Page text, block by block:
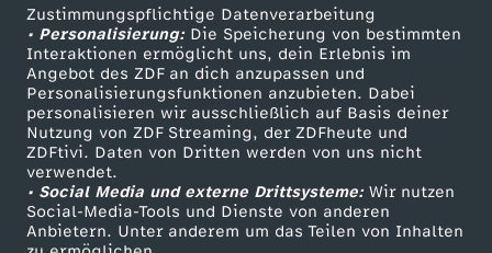
Zustimmungspflichtige Datenverarbeitung
• Personalisierung:Die Speicherung von bestimmten
Interaktionen ermöglicht uns, dein Erlebnis im
Angebot des ZDF an dich anzupassen und
Personalisierungsfunktionen anzubieten. Dabei
personalisieren wir ausschließlich auf Basis deiner
Nutzung von ZDF Streaming, der ZDFheute und
ZDFtivi. Daten von Dritten werden von uns nicht
verwendet.
• Social Media und externe Drittsysteme:Wir nutzen
Social-Media-Tools und Dienste von anderen
Anbietern. Unter anderem um das Teilen von Inhalten
h
e
n
Livestreams
Sendungen A-Z
TV-Programm
Zuschauerservice
Hilfe
ZDF Unternehmen
Karriere